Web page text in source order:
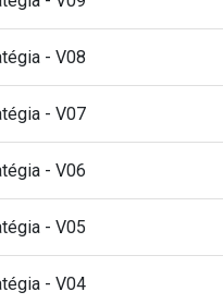
- V08
- V07
- V06
- V05
- V04